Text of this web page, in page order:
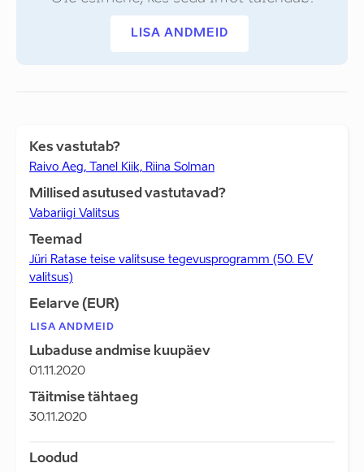
LISA ANDMEID
Kes vastutab?
Raivo Aeg, Tanel Kiik, Riina Solman
Millised asutused vastutavad?
Vabariigi Valitsus
Teemad
Jüri Ratase teise valitsuse tegevusprogramm (50. EV
valitsus)
Eelarve (EUR)
LISA ANDMEID
Lubaduse andmise kuupäev
01.11.2020
Täitmise tähtaeg
30.11.2020
Loodud